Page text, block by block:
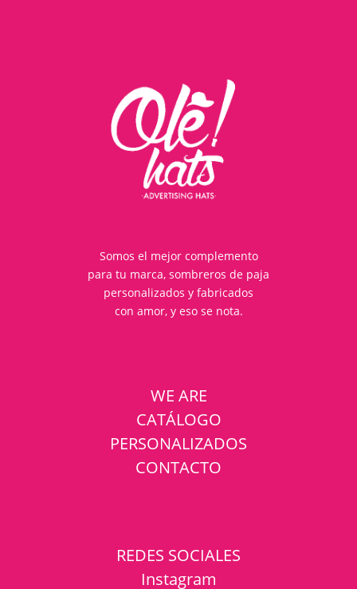
Somos el mejor complemento
para tu marca, sombreros de paja
personalizados y fabricados
con amor, y eso se nota.
WE ARE
CATÁLOGO
PERSONALIZADOS
CONTACTO
REDES SOCIALES
Instagram